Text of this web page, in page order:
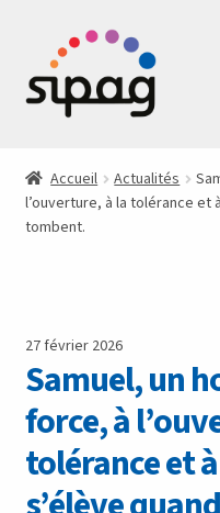
la
navigation
contenu
Activités
Le SIPAG
Contact
Accueil Actualités
l’ouverture, à la tolérance et
tombent.
27 février 2026
Samuel, un
force, à
tolérance et